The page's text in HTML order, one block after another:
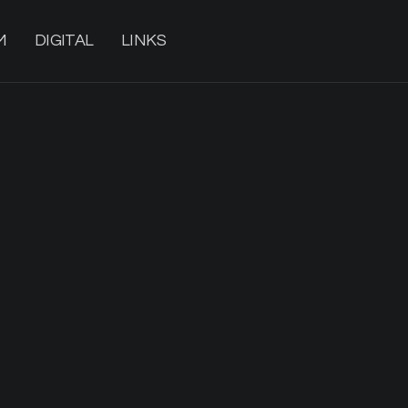
DIGITAL LINKS